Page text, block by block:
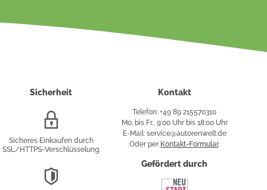
Sicherheit
Verschlüsselung
Sicheres Einkaufen durch
SSL/HTTPS-Verschlüsselung.
Kontakt
Telefon: +49 89 215570310
Mo. bis Fr., 9:00 Uhr bis 18:00 Uhr
E-Mail: service@autorenwelt.de
Oder per Kontakt-Formular.
Gefördert durch